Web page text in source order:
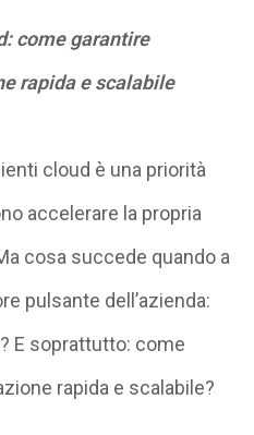
come garantire
rapida e scalabile
cloud è una priorità
accelerare la propria
cosa succede quando a
pulsante dell’azienda:
? E soprattutto: come
rapida e scalabile?